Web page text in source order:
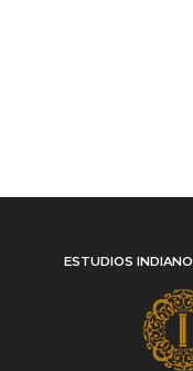
ESTUDIOS